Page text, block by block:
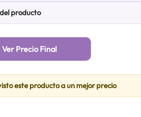
producto
Ver Precio Final
este producto a un mejor precio